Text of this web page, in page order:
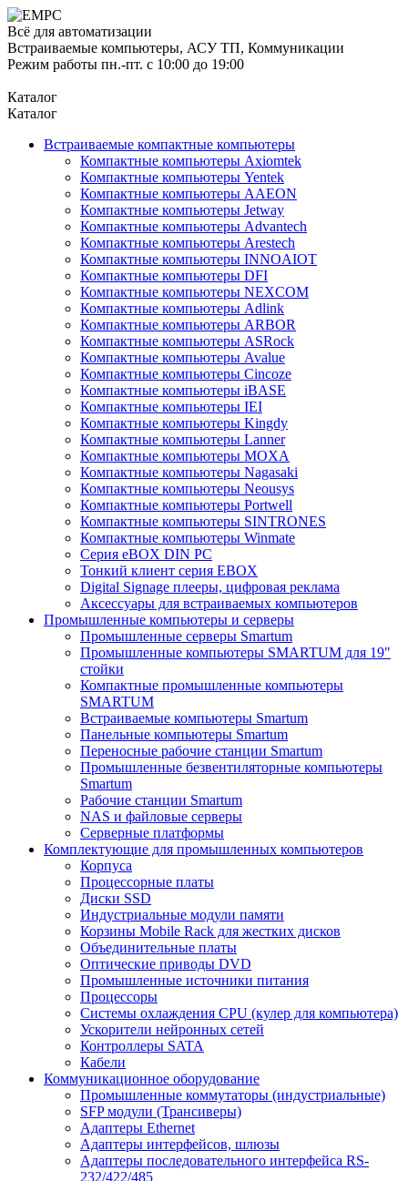
Всё для автоматизации
Встраиваемые компьютеры, АСУ ТП, Коммуникации
Режим работы пн.-пт. с 10:00 до 19:00
Каталог
Каталог
Встраиваемые компактные компьютеры
Компактные компьютеры Axiomtek
Компактные компьютеры Yentek
Компактные компьютеры AAEON
Компактные компьютеры Jetway
Компактные компьютеры Advantech
Компактные компьютеры Arestech
Компактные компьютеры INNOAIOT
Компактные компьютеры DFI
Компактные компьютеры NEXCOM
Компактные компьютеры Adlink
Компактные компьютеры ARBOR
Компактные компьютеры ASRock
Компактные компьютеры Avalue
Компактные компьютеры Cincoze
Компактные компьютеры iBASE
Компактные компьютеры IEI
Компактные компьютеры Kingdy
Компактные компьютеры Lanner
Компактные компьютеры MOXA
Компактные компьютеры Nagasaki
Компактные компьютеры Neousys
Компактные компьютеры Portwell
Компактные компьютеры SINTRONES
Компактные компьютеры Winmate
Серия eBOX DIN PC
Тонкий клиент серия EBOX
Digital Signage плееры, цифровая реклама
Аксессуары для встраиваемых компьютеров
Промышленные компьютеры и серверы
Промышленные серверы Smartum
Промышленные компьютеры SMARTUM для 19"
стойки
Компактные промышленные компьютеры
SMARTUM
Встраиваемые компьютеры Smartum
Панельные компьютеры Smartum
Переносные рабочие станции Smartum
Промышленные безвентиляторные компьютеры
Smartum
Рабочие станции Smartum
NAS и файловые серверы
Серверные платформы
Комплектующие для промышленных компьютеров
Корпуса
Процессорные платы
Диски SSD
Индустриальные модули памяти
Корзины Mobile Rack для жестких дисков
Объединительные платы
Оптические приводы DVD
Промышленные источники питания
Процессоры
Системы охлаждения CPU (кулер для компьютера)
Ускорители нейронных сетей
Контроллеры SATA
Кабели
Коммуникационное оборудование
Промышленные коммутаторы (индустриальные)
SFP модули (Трансиверы)
Адаптеры Ethernet
Адаптеры интерфейсов, шлюзы
Адаптеры последовательного интерфейса RS-
232/422/485